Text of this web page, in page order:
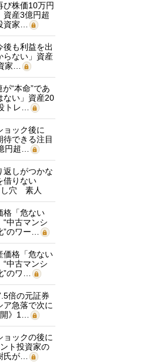
び株価10万円
資産3億円超
資家…
後も利益を出
らない」資産
家…
が“本命”であ
ない」資産20
トレ…
ョック後に
待できる注目
円超…
返しがつかな
借りない
し穴 素人
格「危ない
中古マンシ
”のワー…
価格「危ない
中古マンシ
”のワ…
倍の元証券
ア急落で次に
》1…
ョックの後に
ト投資家の
氏が…